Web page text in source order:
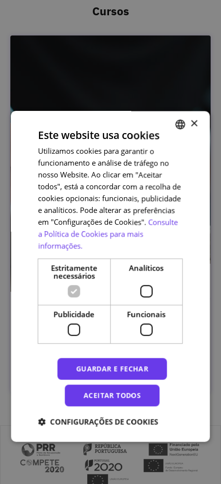
Cursos
Técnicas de Escrita Criativa
Instituto Politécnico de Tomar
INSCRIÇÕES ABERTAS
ENGLISH
×
Este website usa cookies
Utilizamos cookies para garantir o
funcionamento e análise de tráfego no
nosso Website. Ao clicar em "Aceitar
todos", está a concordar com a recolha de
cookies opcionais: funcionais, publicidade
e analíticos. Pode alterar as preferências
em "Configurações de Cookies". Consulte
a Política de Cookies para mais
informações.
Estritamente
necessários
Analíticos
Publicidade Funcionais
GUARDAR E FECHAR
ACEITAR TODOS
CONFIGURAÇÕES DE COOKIES